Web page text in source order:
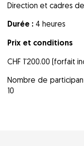
Direction et cadres
Durée : 4 heures
Prix et conditions
CHF 1'200.00 (forfait
Nombre de
10